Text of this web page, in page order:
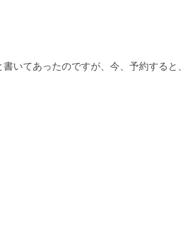
いてあったのですが、今、予約すると